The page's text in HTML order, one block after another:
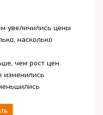
увеличились цены
насколько
чем рост цен
изменились